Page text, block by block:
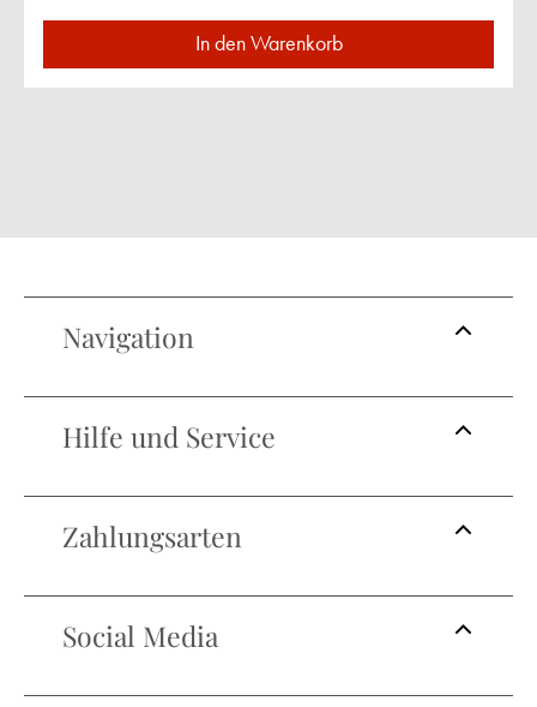
In den Warenkorb
Navigation
Hilfe und Service
Zahlungsarten
Social Media